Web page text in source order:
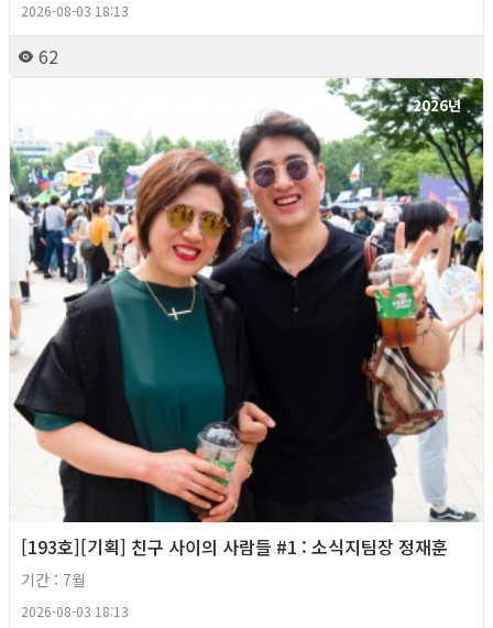
2026-08-03 18:13
62
2026년
[193호][기획] 친구 사이의 사람들 #1 : 소식지팀장 정재훈
기간 : 7월
2026-08-03 18:13